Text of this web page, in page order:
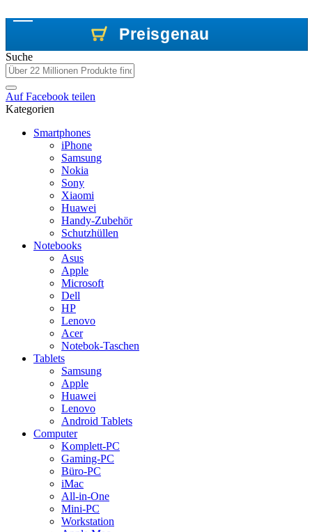
Preisgenau
Preisgenau
Preisgenau
Suche
AufFacebook teilen
Kategorien
Smartphones
iPhone
Samsung
Nokia
Sony
Xiaomi
Huawei
Handy-Zubehör
Schutzhüllen
Notebooks
Asus
Apple
Microsoft
Dell
HP
Lenovo
Acer
Notebok-Taschen
Tablets
Samsung
Apple
Huawei
Lenovo
Android Tablets
Computer
Komplett-PC
Gaming-PC
Büro-PC
iMac
All-in-One
Mini-PC
Workstation